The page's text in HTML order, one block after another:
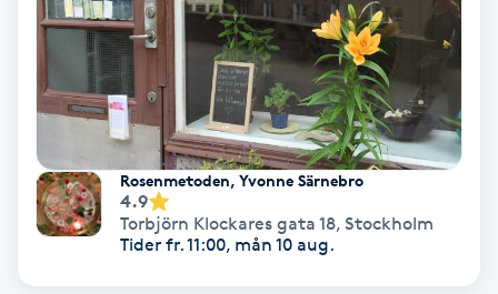
Ansiktsbehandling djuprengörande
Babylights
Balayage
Bambumassage
Rosenmetoden, Yvonne Särnebro
4.9
Torbjörn Klockares gata 18, Stockholm
Tider fr. 11:00, mån 10 aug.